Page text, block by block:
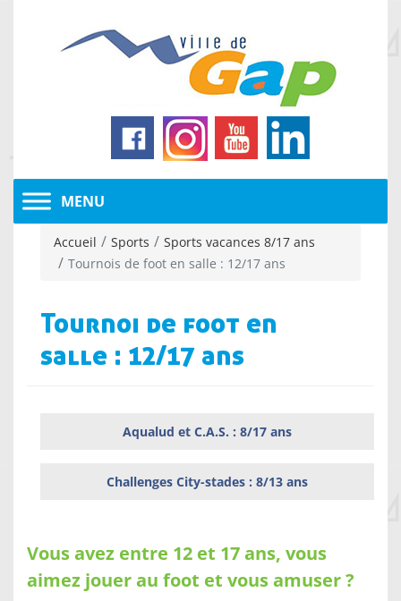
Accueil Sports
Sports vacances 8/17 ans
Tournois de foot en salle : 12/17 ans
Tournoi de foot en
salle : 12/17 ans
Aqualud et C.A.S. : 8/17 ans
Challenges City-stades : 8/13 ans
Vous avez entre 12 et 17 ans, vous
aimez jouer au foot et vous amuser ?